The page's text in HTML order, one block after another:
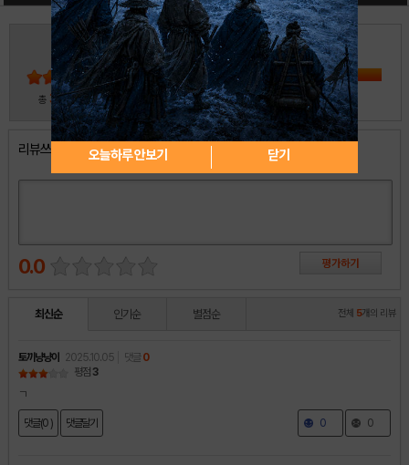
3
총 30 명 참여
5
리뷰쓰기
0.0
최신순 인기순 별점순 전체 5개의 리뷰
토끼냥냥이 2025.10.05 댓글 0
평점 3
ㄱ
댓글(0 ) 댓글달기 0 0
오늘하루 안보기 닫기